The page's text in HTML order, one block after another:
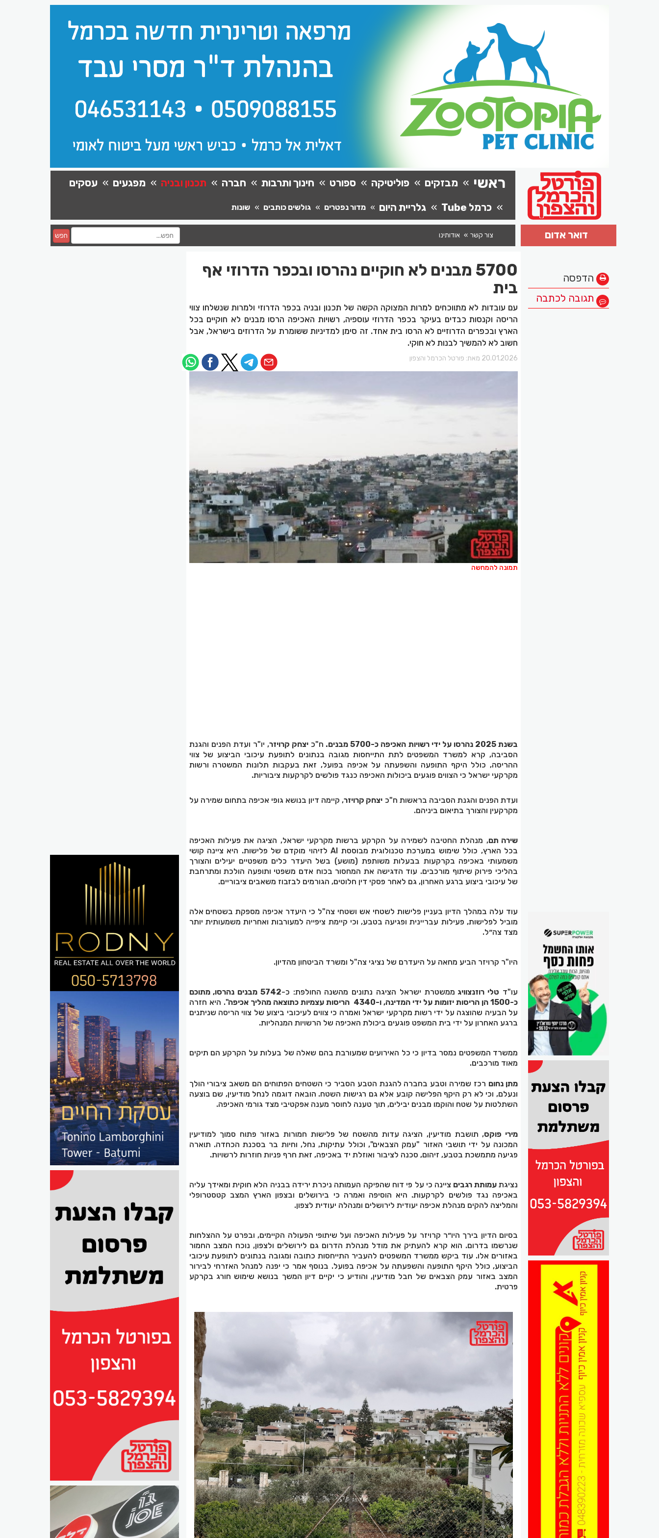
ראשי מבזקים פוליטיקה ספורט חינוך ותרבות חברה תכנון ובניה מפגעים
עסקים
כרמל Tube
גלריית היום מדור נפטרים גולשים כותבים שונות
צור קשר אודותינו חפש דואר אדום
הדפסה
תגובה לכתבה
5700 מבנים לא חוקיים נהרסו ובכפר הדרוזי אף
בית
עם עובדות לא מתווכחים למרות המצוקה הקשה של תכנון ובניה בכפר הדרוזי ולמרות שנשלחו צווי
הריסה וקנסות כבדים בעיקר בכפר הדרוזי עוספיה, רשויות האכיפה הרסו מבנים לא חוקיים בכל
הארץ ובכפרים הדרוזיים לא הרסו בית אחד. זה סימן למדיניות ששומרת על הדרוזים בישראל, אבל
חשוב לא להמשיך לבנות לא חוקי.
20.01.2026 מאת: פורטל הכרמל והצפון
תמונה להמחשה
בשנת 2025 נהרסו על ידי רשויות האכיפה כ-5700 מבנים. ח"כ יצחק קרויזר, יו"ר ועדת הפנים והגנת
הסביבה, קרא למשרד המשפטים לתת התייחסות מגובה בנתונים לתופעת עיכובי הביצוע של צווי
ההריסה, כולל היקף התופעה והשפעתה על אכיפה בפועל, זאת בעקבות תלונות המשטרה ורשות
מקרקעי ישראל כי הצווים פוגעים ביכולות האכיפה כנגד פולשים לקרקעות ציבוריות.
ועדת הפנים והגנת הסביבה בראשות ח"כ יצחק קרויזר, קיימה דיון בנושא גופי אכיפה בתחום שמירה על
מקרקעין והצורך בתיאום ביניהם.
שירה תם, מנהלת החטיבה לשמירה על הקרקע ברשות מקרקעי ישראל, הציגה את פעילות האכיפה
בכל הארץ, כולל שימוש במערכת טכנולוגית מבוססת AI לזיהוי מוקדם של פלישות. היא ציינה קושי
משמעותי באכיפה בקרקעות בבעלות משותפת (מושע) בשל היעדר כלים משפטיים יעילים והצורך
בהליכי פירוק שיתוף מורכבים. עוד הדגישה את המחסור בכוח אדם משפטי ותופעה הולכת ומתרחבת
של עיכובי ביצוע ברגע האחרון, גם לאחר פסקי דין חלוטים, הגורמים לבזבוז משאבים ציבוריים.
עוד עלה במהלך הדיון בעניין פלישות לשטחי אש ושטחי צה"ל כי היעדר אכיפה מספקת בשטחים אלה
מוביל לפלישות, פעילות עבריינית ופגיעה בטבע, וכי קיימת ציפייה למעורבות ואחריות משמעותית יותר
מצד צה״ל.
היו"ר קרויזר הביע מחאה על היעדרם של נציגי צה"ל ומשרד הביטחון מהדיון.
עו"ד טלי רוזנצוויג ממשטרת ישראל הציגה נתונים מהשנה החולפת: כ-
5742 מבנים נהרסו, מתוכם
כ-1500 הן הריסות יזומות על ידי המדינה, ו-4340 הריסות עצמיות כתוצאה מהליך אכיפה
". היא חזרה
על הבעיה שהוצגה על ידי רשות מקרקעי ישראל ואמרה כי צווים לעיכובי ביצוע של צווי הריסה שניתנים
ברגע האחרון על ידי בית המשפט פוגעים ביכולת האכיפה של הרשויות המנהליות.
ממשרד המשפטים נמסר בדיון כי כל האירועים שמעורבת בהם שאלה של בעלות על הקרקע הם תיקים
מאוד מורכבים.
מתן נחום רכז שמירה וטבע בחברה להגנת הטבע הסביר כי השטחים הפתוחים הם משאב ציבורי הולך
ונעלם, וכי לא רק היקף הפלישה קובע אלא גם רגישות השטח. הובאה דוגמה לנחל מודיעין, שם בוצעה
השתלטות על שטח והוקמו מבנים יבילים, תוך טענה לחוסר מענה אפקטיבי מצד גורמי האכיפה.
מירי פוקס, תושבת מודיעין, הציגה עדות מהשטח של פלישות חמורות באזור פתוח סמוך למודיעין
המכונה על ידי תושבי האזור "עמק הצבאים", וכולל עתיקות, נחל, וחיות בר בסכנת הכחדה. תוארה
פגיעה מתמשכת בטבע, זיהום, סכנה לציבור ואוזלת יד באכיפה, זאת חרף פניות חוזרות לרשויות.
נציגתעמותת רגבים ציינה כי על פי דוח שהפיקה העמותה ניכרת ירידה בבניה הלא חוקית ומאידך עליה
באכיפה נגד פולשים לקרקעות. היא הוסיפה ואמרה כי בירושלים ובצפון הארץ המצב קטסטרופלי
והמליצה להקים מנהלת אכיפה יעודית לירושלים ומנהלה יעודית לצפון.
בסיום הדיון בירך היו״ר קרויזר על פעילות האכיפה ועל שיתופי הפעולה הקיימים, ובפרט על ההצלחות
שנרשמו בדרום. הוא קרא להעתיק את מודל מנהלת הדרום גם לירושלים ולצפון, נוכח המצב החמור
באזורים אלו. עוד ביקש ממשרד המשפטים להעביר התייחסות כתובה ומגובה בנתונים לתופעת עיכובי
הביצוע, כולל היקף התופעה והשפעתה על אכיפה בפועל. בנוסף אמר כי יפנה למנהל האזרחי לבירור
המצב באזור עמק הצבאים של חבל מודיעין, והודיע כי יקיים דיון המשך בנושא שימוש חורג בקרקע
פרטית.